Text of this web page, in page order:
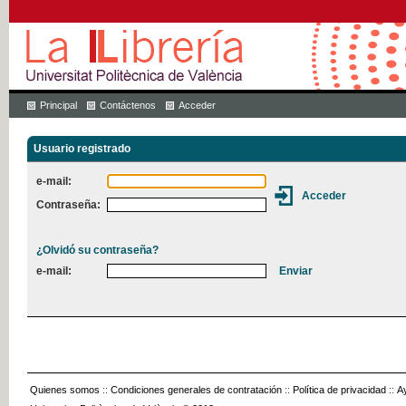
Principal Contáctenos Acceder
Usuario registrado
e-mail:
Contraseña:
¿Olvidó su contraseña?
e-mail:
Quienes somos :: Condiciones generales de contratación :: Política de privacidad ::